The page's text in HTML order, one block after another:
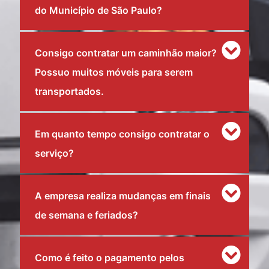
do Município de São Paulo?
Consigo contratar um caminhão maior?
Possuo muitos móveis para serem
transportados.
Em quanto tempo consigo contratar o
serviço?
A empresa realiza mudanças em finais
de semana e feriados?
Como é feito o pagamento pelos